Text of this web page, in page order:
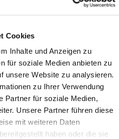
Cookies
Inhalte und Anzeigen zu
für soziale Medien anbieten zu
unsere Website zu analysieren.
zu Ihrer Verwendung
Partner für soziale Medien,
Unsere Partner führen diese
mit weiteren Daten
haben oder die sie
stay with one click! Simply